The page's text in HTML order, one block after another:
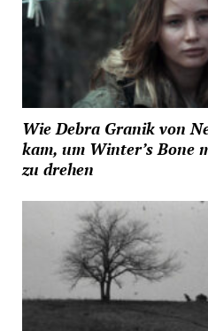
Wie Debra Granik von
kam, um Winter’s Bone
zu drehen